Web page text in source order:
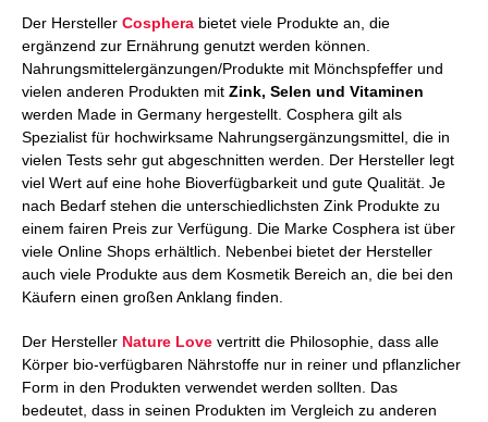
Der Hersteller Cosphera bietet viele Produkte an, die
ergänzend zur Ernährung genutzt werden können.
Nahrungsmittelergänzungen/Produkte mit Mönchspfeffer und
vielen anderen Produkten mit Zink, Selen und Vitaminen
werden Made in Germany hergestellt. Cosphera gilt als
Spezialist für hochwirksame Nahrungsergänzungsmittel, die in
vielen Tests sehr gut abgeschnitten werden. Der Hersteller legt
viel Wert auf eine hohe Bioverfügbarkeit und gute Qualität. Je
nach Bedarf stehen die unterschiedlichsten Zink Produkte zu
einem fairen Preis zur Verfügung. Die Marke Cosphera ist über
viele Online Shops erhältlich. Nebenbei bietet der Hersteller
auch viele Produkte aus dem Kosmetik Bereich an, die bei den
Käufern einen großen Anklang finden.
Der Hersteller Nature Love vertritt die Philosophie, dass alle
Körper bio-verfügbaren Nährstoffe nur in reiner und pflanzlicher
Form in den Produkten verwendet werden sollten. Das
bedeutet, dass in seinen Produkten im Vergleich zu anderen